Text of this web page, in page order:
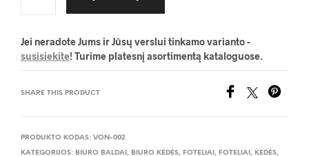
Jei neradote Jums ir Jūsų verslui tinkamo varianto -
susisiekite! Turime platesnį asortimentą kataloguose.
SHARE THIS PRODUCT
PRODUKTO KODAS: VON-002
KATEGORIJOS: BIURO BALDAI, BIURO KĖDĖS, FOTELIAI, FOTELIAI, KĖDĖS,